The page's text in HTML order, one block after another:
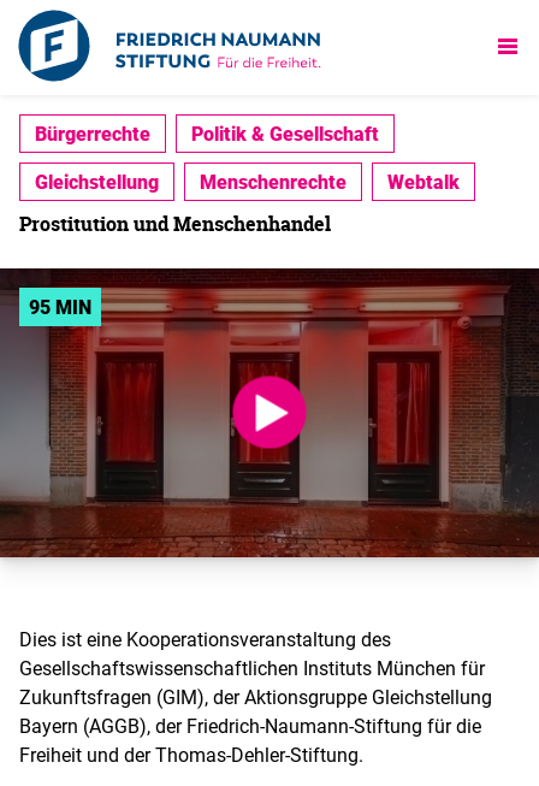
Bürgerrechte
Politik & Gesellschaft
Gleichstellung
Menschenrechte Webtalk
Prostitution und Menschenhandel
95 MIN
Dies ist eine Kooperationsveranstaltung des
Gesellschaftswissenschaftlichen Instituts München für
Zukunftsfragen (GIM), der Aktionsgruppe Gleichstellung
Bayern (AGGB), der Friedrich-Naumann-Stiftung für die
Freiheit und der Thomas-Dehler-Stiftung.